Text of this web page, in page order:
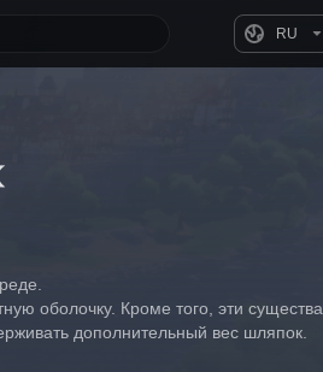
RU
оболочку. Кроме того, эти
дополнительный вес шляпок.